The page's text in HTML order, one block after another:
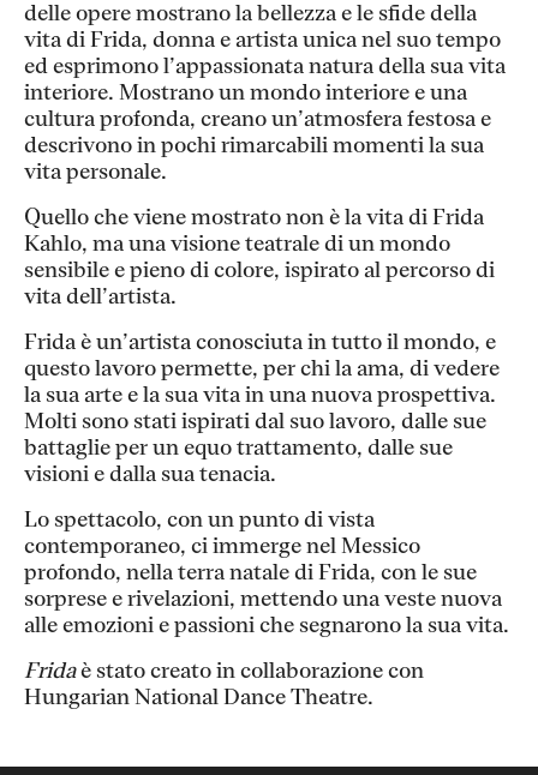
delle opere mostrano la bellezza e le sfide della
vita di Frida, donna e artista unica nel suo tempo
ed esprimono l’appassionata natura della sua vita
interiore. Mostrano un mondo interiore e una
cultura profonda, creano un’atmosfera festosa e
descrivono in pochi rimarcabili momenti la sua
vita personale.
Quello che viene mostrato non è la vita di Frida
Kahlo, ma una visione teatrale di un mondo
sensibile e pieno di colore, ispirato al percorso di
vita dell’artista.
Frida è un’artista conosciuta in tutto il mondo, e
questo lavoro permette, per chi la ama, di vedere
la sua arte e la sua vita in una nuova prospettiva.
Molti sono stati ispirati dal suo lavoro, dalle sue
battaglie per un equo trattamento, dalle sue
visioni e dalla sua tenacia.
Lo spettacolo, con un punto di vista
contemporaneo, ci immerge nel Messico
profondo, nella terra natale di Frida, con le sue
sorprese e rivelazioni, mettendo una veste nuova
alle emozioni e passioni che segnarono la sua vita.
Fridaè stato creato in collaborazione con
Hungarian National Dance Theatre.